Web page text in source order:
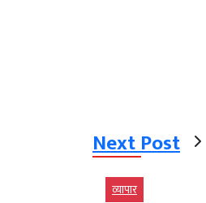
Next Post
व्‍यापार